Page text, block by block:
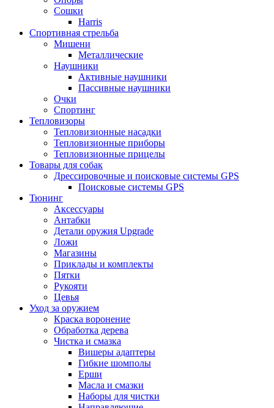
Сошки
Harris
Спортивная стрельба
Мишени
Металлические
Наушники
Активные наушники
Пассивные наушники
Очки
Спортинг
Тепловизоры
Тепловизионные насадки
Тепловизионные приборы
Тепловизионные прицелы
Товары для собак
Дрессировочные и поисковые системы GPS
Поисковые системы GPS
Тюнинг
Аксессуары
Антабки
Детали оружия Upgrade
Ложи
Магазины
Приклады и комплекты
Пятки
Рукояти
Цевья
Уход за оружием
Краска воронение
Обработка дерева
Чистка и смазка
Вишеры адаптеры
Гибкие шомполы
Ерши
Масла и смазки
Наборы для чистки